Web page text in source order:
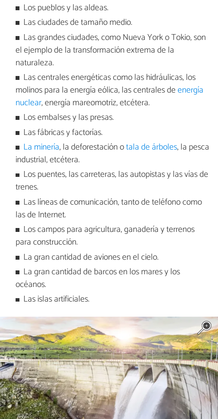
Los pueblos y las aldeas.
Las ciudades de tamaño medio.
Las grandes ciudades, como Nueva York o Tokio, son
el ejemplo de la transformación extrema de la
naturaleza.
Las centrales energéticas como las hidráulicas, los
molinos para la energía eólica, las centrales deenergía
nuclear, energía mareomotriz, etcétera.
Los embalses y las presas.
Las fábricas y factorías.
La minería, la deforestación otala de árboles, la pesca
industrial, etcétera.
Los puentes, las carreteras, las autopistas y las vías de
trenes.
Las líneas de comunicación, tanto de teléfono como
las de Internet.
Los campos para agricultura, ganadería y terrenos
para construcción.
La gran cantidad de aviones en el cielo.
La gran cantidad de barcos en los mares y los
océanos.
Las islas artificiales.